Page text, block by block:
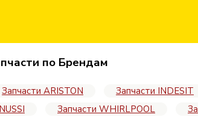
по Брендам
Запчасти ARISTON Запчасти INDESIT
Запчасти WHIRLPOOL